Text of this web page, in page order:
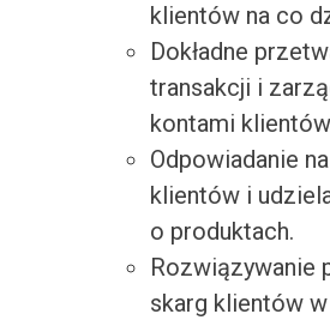
klientów na co
Dokładne
transakcji i
kontami
Odpowiadanie
klientów i
o produktach.
Rozwiązywanie
skarg klientów